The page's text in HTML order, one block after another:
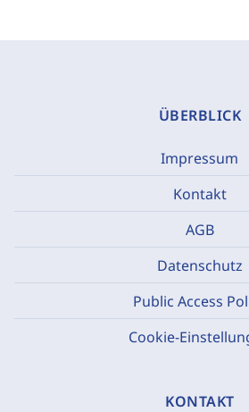
ÜBERBLICK
Impressum
Kontakt
AGB
Datenschutz
Public Access
Cookie-
KONTAKT